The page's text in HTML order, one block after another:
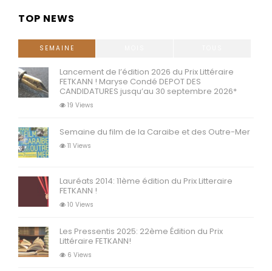
TOP NEWS
SEMAINE
Lancement de l’édition 2026 du Prix Littéraire
FETKANN ! Maryse Condé DEPOT DES
CANDIDATURES jusqu’au 30 septembre 2026*
19 Views
Semaine du film de la Caraibe et des Outre-Mer
11 Views
Lauréats 2014: 11ème édition du Prix Litteraire
FETKANN !
10 Views
Les Pressentis 2025: 22ème Édition du Prix
Littéraire FETKANN!
6 Views